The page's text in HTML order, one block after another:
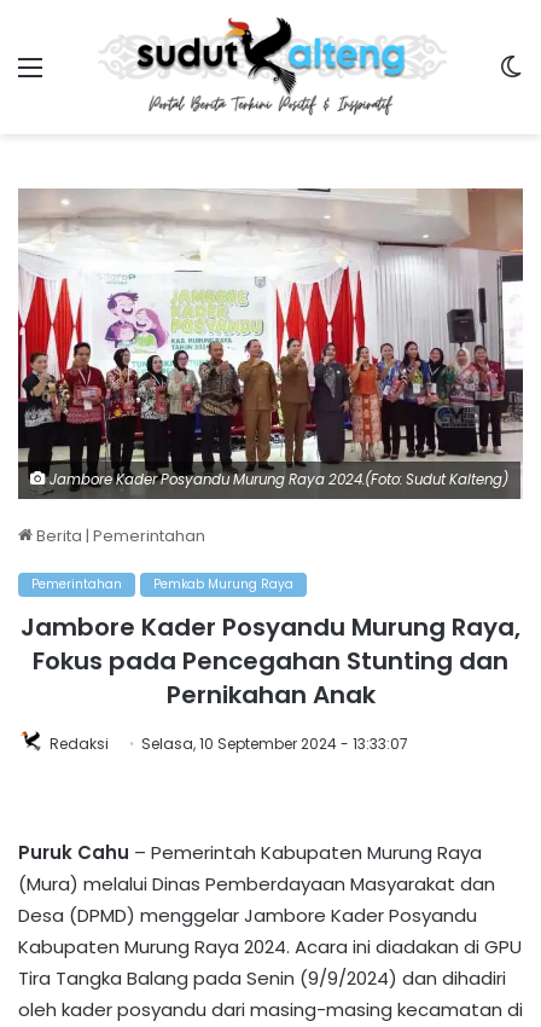
Menu
Jambore Kader Posyandu Murung Raya 2024.(Foto: Sudut Kalteng)
Berita | Pemerintahan
Pemerintahan Pemkab Murung Raya
Jambore Kader Posyandu Murung Raya,
Fokus pada Pencegahan Stunting dan
Pernikahan Anak
Redaksi Selasa, 10 September 2024 - 13:33:07
Puruk Cahu – Pemerintah Kabupaten Murung Raya
(Mura) melalui Dinas Pemberdayaan Masyarakat dan
Desa (DPMD) menggelar Jambore Kader Posyandu
Kabupaten Murung Raya 2024. Acara ini diadakan di GPU
Tira Tangka Balang pada Senin (9/9/2024) dan dihadiri
oleh kader posyandu dari masing-masing kecamatan di